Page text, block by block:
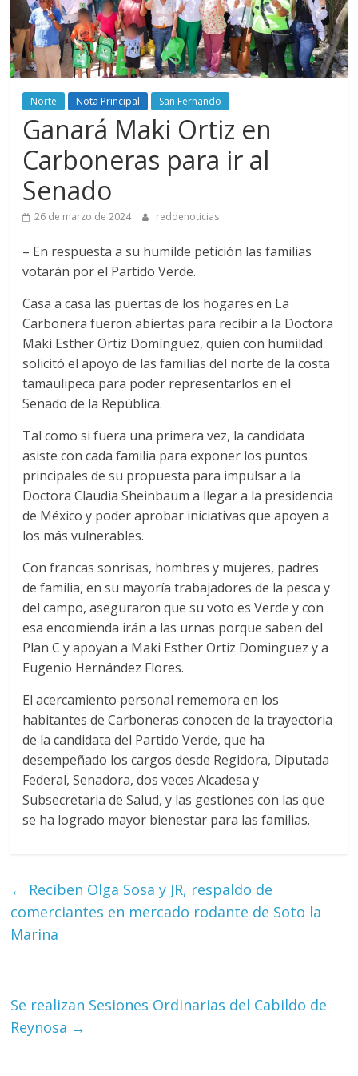
Norte Nota Principal San Fernando
Ganará Maki Ortiz en
Carboneras para ir al
Senado
26 de marzo de 2024 reddenoticias
– En respuesta a su humilde petición las familias
votarán por el Partido Verde.
Casa a casa las puertas de los hogares en La
Carbonera fueron abiertas para recibir a la Doctora
Maki Esther Ortiz Domínguez, quien con humildad
solicitó el apoyo de las familias del norte de la costa
tamaulipeca para poder representarlos en el
Senado de la República.
Tal como si fuera una primera vez, la candidata
asiste con cada familia para exponer los puntos
principales de su propuesta para impulsar a la
Doctora Claudia Sheinbaum a llegar a la presidencia
de México y poder aprobar iniciativas que apoyen a
los más vulnerables.
Con francas sonrisas, hombres y mujeres, padres
de familia, en su mayoría trabajadores de la pesca y
del campo, aseguraron que su voto es Verde y con
esa encomienda irán a las urnas porque saben del
Plan C y apoyan a Maki Esther Ortiz Dominguez y a
Eugenio Hernández Flores.
El acercamiento personal rememora en los
habitantes de Carboneras conocen de la trayectoria
de la candidata del Partido Verde, que ha
desempeñado los cargos desde Regidora, Diputada
Federal, Senadora, dos veces Alcadesa y
Subsecretaria de Salud, y las gestiones con las que
se ha logrado mayor bienestar para las familias.
← Reciben Olga Sosa y JR, respaldo de
comerciantes en mercado rodante de Soto la
Marina
Se realizan Sesiones Ordinarias del Cabildo de
Reynosa →